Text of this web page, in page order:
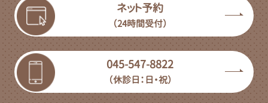
ネット予約
（24時間受付）
045-547-8822
（休診日：日・祝）